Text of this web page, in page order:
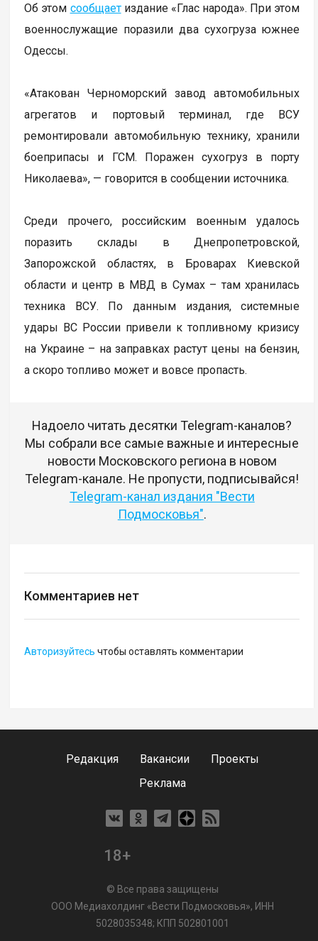
Об этом сообщаетиздание «Глас народа». При этом
военнослужащие поразили два сухогруза южнее
Одессы.
«Атакован Черноморский завод автомобильных
агрегатов и портовый терминал, где ВСУ
ремонтировали автомобильную технику, хранили
боеприпасы и ГСМ. Поражен сухогруз в порту
Николаева», — говорится в сообщении источника.
Среди прочего, российским военным удалось
поразить склады в Днепропетровской,
Запорожской областях, в Броварах Киевской
области и центр в МВД в Сумах – там хранилась
техника ВСУ. По данным издания, системные
удары ВС России привели к топливному кризису
на Украине – на заправках растут цены на бензин,
а скоро топливо может и вовсе пропасть.
Надоело читать десятки Telegram-каналов?
Мы собрали все самые важные и интересные
новости Московского региона в новом
Telegram-канале. Не пропусти, подписывайся!
Telegram-канал издания "Вести
Подмосковья".
Комментариев нет
Авторизуйтесь чтобы оставлять комментарии
Редакция Вакансии
Проекты
Реклама
18+
© Все права защищены
ООО Медиахолдинг «Вести Подмосковья», ИНН
5028035348; КПП 502801001